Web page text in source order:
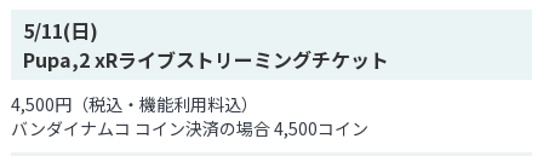
5/11(日)
Pupa,2 xRライブストリーミングチケット
4,500円（税込・機能利用料込）
バンダイナムコ コイン決済の場合 4,500コイン